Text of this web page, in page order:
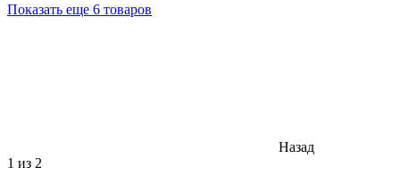
Показать еще 6 товаров
Назад
1 из 2